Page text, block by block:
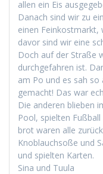
allen ein Eis
Danach sind wir zu
einen Feinkost­markt,
davor sind wir eine
Doch auf der Straße
durchge­fahren ist.
am Po und es sah so
gemacht! Das war
Die anderen blieben
Pool, spiel­ten
brot waren alle
Knoblauch­soße und
und spiel­ten Karten.
Sina und Tuula